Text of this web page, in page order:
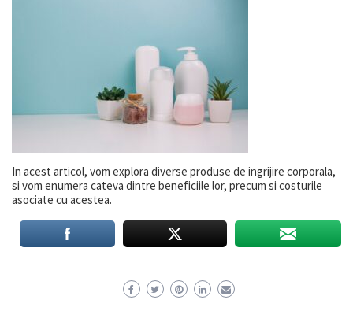
In acest articol, vom explora diverse produse de ingrijire corporala,
si vom enumera cateva dintre beneficiile lor, precum si costurile
asociate cu acestea.